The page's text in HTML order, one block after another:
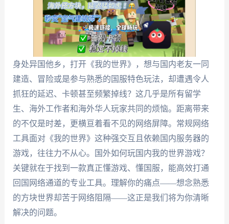
身处异国他乡，打开《我的世界》，想与国内老友一同
建造、冒险或是参与熟悉的国服特色玩法，却遭遇令人
抓狂的延迟、卡顿甚至频繁掉线？这几乎是所有留学
生、海外工作者和海外华人玩家共同的烦恼。距离带来
的不仅是时差，更横亘着看不见的网络屏障。常规网络
工具面对《我的世界》这种强交互且依赖国内服务器的
游戏，往往力不从心。国外如何玩国内我的世界游戏？
关键就在于找到一款真正懂游戏、懂国服，能高效打通
回国网络通道的专业工具。理解你的痛点——想念熟悉
的方块世界却苦于网络阻隔——这正是我们将为你清晰
解决的问题。